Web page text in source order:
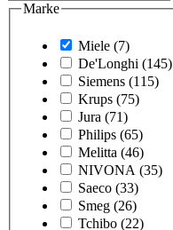
Marke
Miele (7)
De'Longhi (145)
Siemens (115)
Krups (75)
Jura (71)
Philips (65)
Melitta (46)
NIVONA (35)
Saeco (33)
Smeg (26)
Tchibo (22)